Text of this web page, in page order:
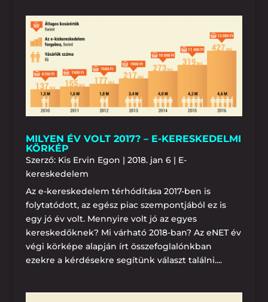
MILYEN ÉV VOLT 2017? – E-KERESKEDELMI
KÖRKÉP
Szerző: Kis Ervin Egon | 2018. jan 6| E-
kereskedelem
Az e-kereskedelem térhódítása 2017-ben is
folytatódott, az egész piac szempontjából ez is
egy jó év volt. Mennyire volt jó az egyes
kereskedőknek? Mi várható 2018-ban? Az eNET év
végi körképe alapján írt összefoglalónkban
ezekre a kérdésekre segítünk választ találni....